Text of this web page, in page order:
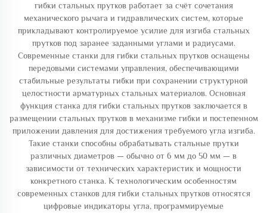
гибки стальных прутков работает за счёт сочетания
механического рычага и гидравлических систем, которые
прикладывают контролируемое усилие для изгиба стальных
прутков под заранее заданными углами и радиусами.
Современные станки для гибки стальных прутков оснащены
передовыми системами управления, обеспечивающими
стабильные результаты гибки при сохранении структурной
целостности арматурных стальных материалов. Основная
функция станка для гибки стальных прутков заключается в
размещении стальных прутков в механизме гибки и постепенном
приложении давления для достижения требуемого угла изгиба.
Такие станки способны обрабатывать стальные прутки
различных диаметров — обычно от 6 мм до 50 мм — в
зависимости от технических характеристик и мощности
конкретного станка. К технологическим особенностям
современных станков для гибки стальных прутков относятся
цифровые индикаторы угла, программируемые